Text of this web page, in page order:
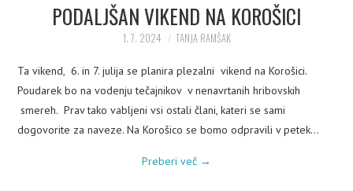
PODALJŠAN VIKEND NA KOROŠICI
1. 7. 2024 TANJA RAMŠAK
Ta vikend, 6. in 7. julija se planira plezalni vikend na Korošici.
Poudarek bo na vodenju tečajnikov v nenavrtanih hribovskih
smereh. Prav tako vabljeni vsi ostali člani, kateri se sami
dogovorite za naveze. Na Korošico se bomo odpravili v petek…
Preberi več →